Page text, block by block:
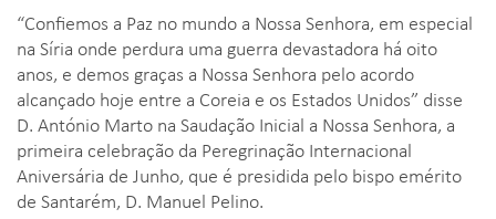
“Confiemos a Paz no mundo a Nossa Senhora, em especial
na Síria onde perdura uma guerra devastadora há oito
anos, e demos graças a Nossa Senhora pelo acordo
alcançado hoje entre a Coreia e os Estados Unidos” disse
D. António Marto na Saudação Inicial a Nossa Senhora, a
primeira celebração da Peregrinação Internacional
Aniversária de Junho, que é presidida pelo bispo emérito
de Santarém, D. Manuel Pelino.